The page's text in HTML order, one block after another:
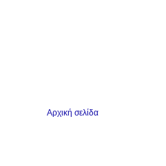
Αρχική σελίδα